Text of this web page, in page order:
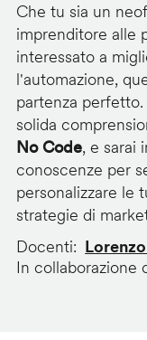
Che tu sia un
imprenditore alle
interessato a
l'automazione,
partenza
solida
No Code, e sarai
conoscenze per
personalizzare le
strategie di
Docenti
In collaborazione